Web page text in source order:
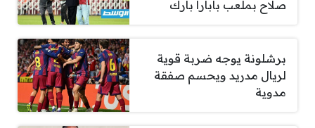
صلاح بملعب بابارا بارك
برشلونة يوجه ضربة قوية
لريال مدريد ويحسم صفقة
مدوية